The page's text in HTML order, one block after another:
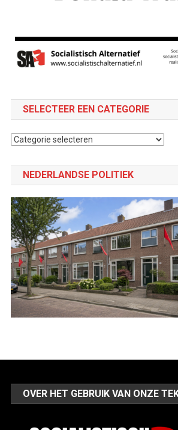
SELECTEER EEN CATEGORIE
Selecteer
NEDERLANDSE POLITIEK
OVER HET GEBRUIK VAN ONZE